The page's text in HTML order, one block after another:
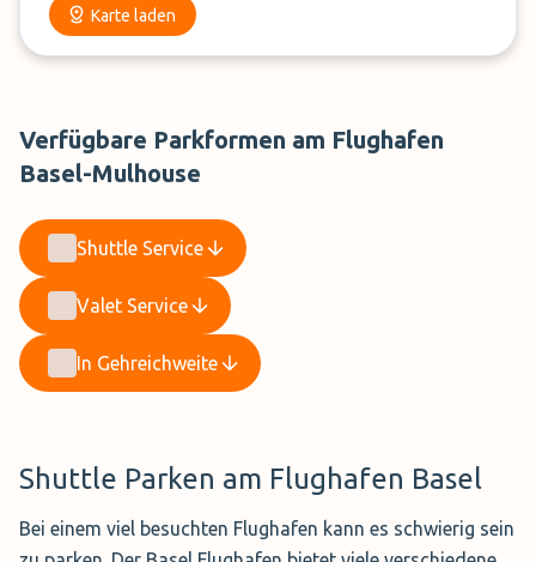
Karte laden
Verfügbare Parkformen am Flughafen
Basel-Mulhouse
Shuttle Service
Valet Service
In Gehreichweite
Shuttle Parken am Flughafen Basel
Bei einem viel besuchten Flughafen kann es schwierig sein